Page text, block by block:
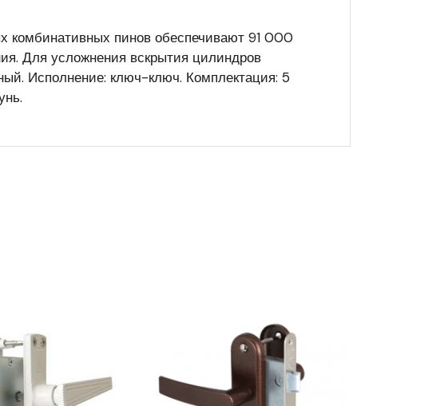
комбинативных пинов обеспечивают 91 000
Для усложнения вскрытия цилиндров
Исполнение: ключ-ключ. Комплектация: 5